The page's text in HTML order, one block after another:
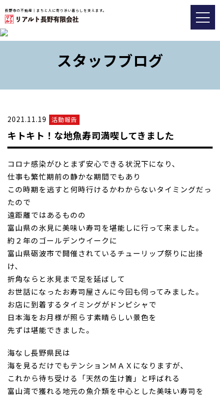
長野市の不動産｜まちと人に寄り添い暮らしを支えます。
026-217-8533
お問い合わせ
おすすめ物件
スタッフブログ
アクセス
スタッフブログ
2021.11.19 活動報告
キトキト！な地魚寿司満喫してきました
コロナ感染がひとまず安心できる状況下になり、
仕事も繁忙期前の静かな期間でもあり
この時期を逃すと何時行けるかわからないタイミングだっ
たので
遠距離ではあるものの
富山県の氷見に美味い寿司を堪能しに行って来ました。
約２年のゴールデンウイークに
富山県砺波市で開催されているチューリップ祭りに出掛
け、
折角ならと氷見まで足を延ばして
お世話になったお寿司屋さんに今回も伺ってみました。
お店に到着するタイミングがドンピシャで
日本海をお月様が照らす素晴らしい景色を
先ずは堪能できました。
海なし長野県民は
海を見るだけでもテンションＭＡＸになりますが、
これから待ち受ける 「天然の生け簀」
と呼ばれる
富山湾で獲れる地元の魚介類を中心とした美味い寿司を